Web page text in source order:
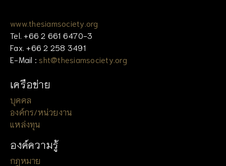
www.thesiamsociety.org
Tel. +66 2 661 6470-3
Fax. +66 2 258 3491
E-Mail : sht@thesiamsociety.org
เครือข่าย
บุคคล
องค์กร/หน่วยงาน
แหล่งทุน
องค์ความรู้
กฎหมาย